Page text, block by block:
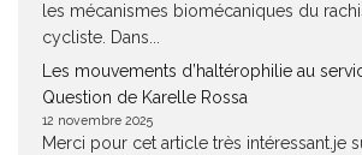
les mécanismes biomécaniques du
cycliste. Dans...
Les mouvements d’haltérophilie au
Question de Karelle Rossa
12 novembre 2025
Merci pour cet article très intéressant.je